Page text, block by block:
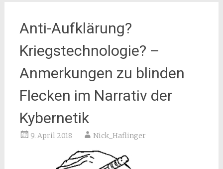
Anti-Aufklärung?
Kriegstechnologie? –
Anmerkungen zu blinden
Flecken im Narrativ der
Kybernetik
9. April 2018 Nick_Haflinger